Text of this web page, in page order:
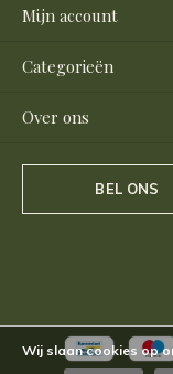
Mijn account
Categorieën
Over ons
BEL ONS
Wij slaan cookies op